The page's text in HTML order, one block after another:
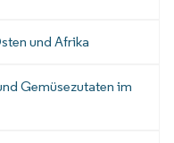
und Afrika
Gemüsezutaten im